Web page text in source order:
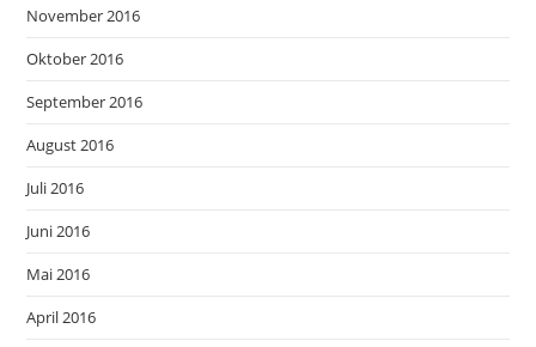
November 2016
Oktober 2016
September 2016
August 2016
Juli 2016
Juni 2016
Mai 2016
April 2016